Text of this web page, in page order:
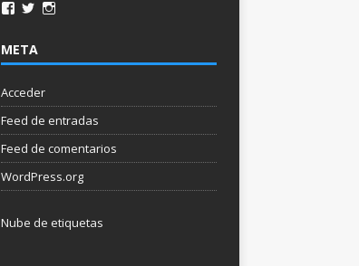
META
Acceder
Feed de entradas
Feed de comentarios
WordPress.org
Nube de etiquetas